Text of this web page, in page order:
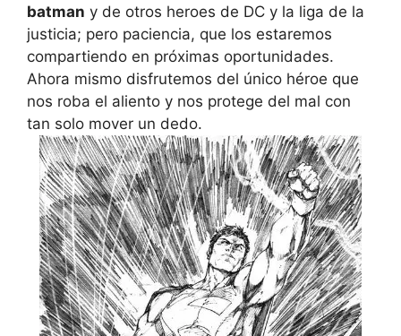
batman y de otros heroes de DC y la liga de la
justicia; pero paciencia, que los estaremos
compartiendo en próximas oportunidades.
Ahora mismo disfrutemos del único héroe que
nos roba el aliento y nos protege del mal con
tan solo mover un dedo.